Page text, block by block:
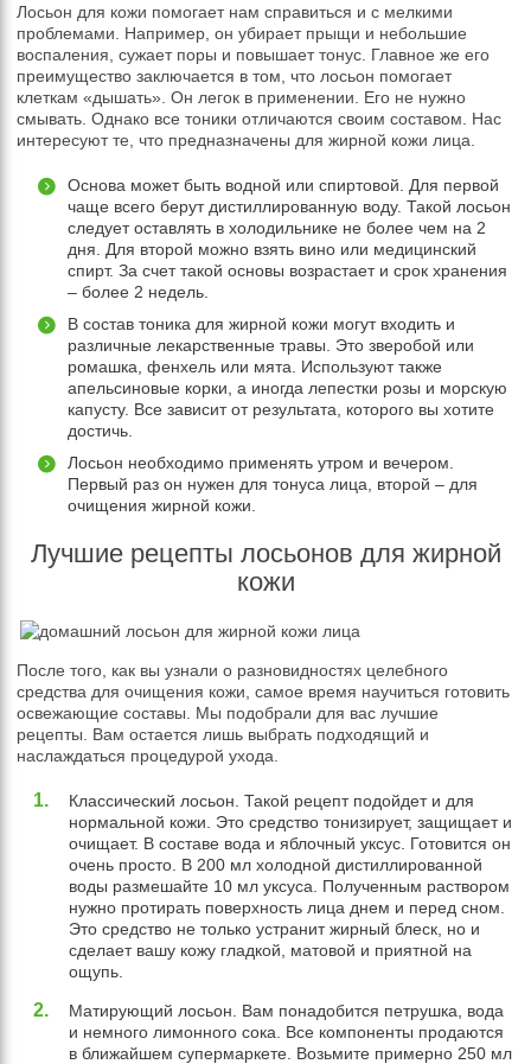
Лосьон для кожи помогает нам справиться и с мелкими
проблемами. Например, он убирает прыщи и небольшие
воспаления, сужает поры и повышает тонус. Главное же его
преимущество заключается в том, что лосьон помогает
клеткам «дышать». Он легок в применении. Его не нужно
смывать. Однако все тоники отличаются своим составом. Нас
интересуют те, что предназначены для жирной кожи лица.
Основа может быть водной или спиртовой. Для первой
чаще всего берут дистиллированную воду. Такой лосьон
следует оставлять в холодильнике не более чем на 2
дня. Для второй можно взять вино или медицинский
спирт. За счет такой основы возрастает и срок хранения
– более 2 недель.
В состав тоника для жирной кожи могут входить и
различные лекарственные травы. Это зверобой или
ромашка, фенхель или мята. Используют также
апельсиновые корки, а иногда лепестки розы и морскую
капусту. Все зависит от результата, которого вы хотите
достичь.
Лосьон необходимо применять утром и вечером.
Первый раз он нужен для тонуса лица, второй – для
очищения жирной кожи.
Лучшие рецепты лосьонов для жирной
кожи
После того, как вы узнали о разновидностях целебного
средства для очищения кожи, самое время научиться готовить
освежающие составы. Мы подобрали для вас лучшие
рецепты. Вам остается лишь выбрать подходящий и
наслаждаться процедурой ухода.
Классический лосьон. Такой рецепт подойдет и для
нормальной кожи. Это средство тонизирует, защищает и
очищает. В составе вода и яблочный уксус. Готовится он
очень просто. В 200 мл холодной дистиллированной
воды размешайте 10 мл уксуса. Полученным раствором
нужно протирать поверхность лица днем и перед сном.
Это средство не только устранит жирный блеск, но и
сделает вашу кожу гладкой, матовой и приятной на
ощупь.
Матирующий лосьон. Вам понадобится петрушка, вода
и немного лимонного сока. Все компоненты продаются
в ближайшем супермаркете. Возьмите примерно 250 мл